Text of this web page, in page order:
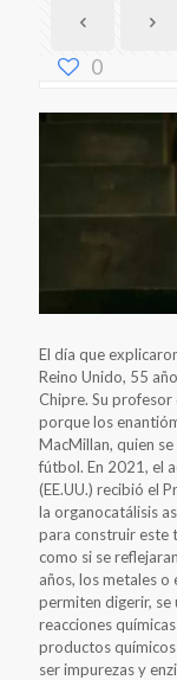
0
El día que
Reino Unido, 55
Chipre. Su
porque los
MacMillan, quien
fútbol. En 2021, el
(EE.UU.) recibió el
la organocatálisis
para construir este
como si se
años, los metales o
permiten digerir, se
reacciones
productos
ser impurezas y